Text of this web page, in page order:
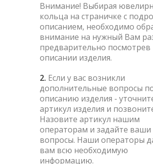
Внимание! Выбирая
кольца на страничке с
описанием, необходимо
внимание на нужный Вам
предварительно посмотрев
описании изделия.
2. Если у вас возникли
дополнительные вопросы
описанию изделия -
артикул изделия и
Назовите артикул нашим
операторам и задайте ваши
вопросы. Наши операторы
вам всю необходимую
информацию.